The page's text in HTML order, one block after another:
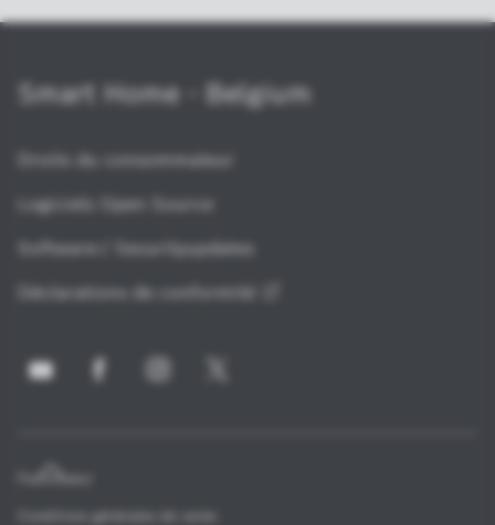
Smart Home - Belgium
Droits du consommateur
Logiciels Open Source
Software-/ Securityupdates
Déclarations de
conformité